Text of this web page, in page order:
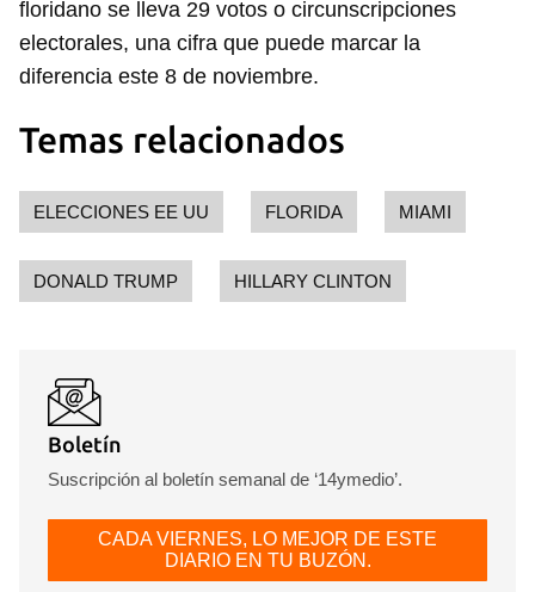
floridano se lleva 29 votos o circunscripciones
electorales, una cifra que puede marcar la
diferencia este 8 de noviembre.
Temas relacionados
ELECCIONES EE UU FLORIDA MIAMI
DONALD TRUMP HILLARY CLINTON
Boletín
Suscripción al boletín semanal de ‘14ymedio’.
CADA VIERNES, LO MEJOR DE ESTE
DIARIO EN TU BUZÓN.